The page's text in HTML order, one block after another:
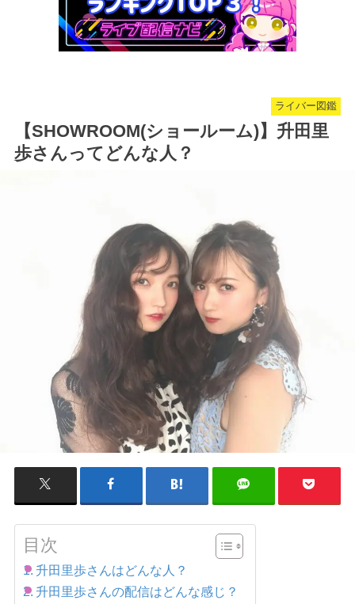
ライバー図鑑
【SHOWROOM(ショールーム)】升田里
歩さんってどんな人？
目次
升田里歩さんはどんな人？
升田里歩さんの配信はどんな感じ？